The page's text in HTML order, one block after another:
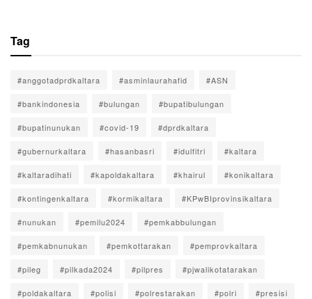
Tag
#anggotadprdkaltara #asminlaurahafid #ASN
#bankindonesia #bulungan #bupatibulungan
#bupatinunukan #covid-19 #dprdkaltara
#gubernurkaltara #hasanbasri #idulfitri #kaltara
#kaltaradihati #kapoldakaltara #khairul #konikaltara
#kontingenkaltara #kormikaltara #KPwBIprovinsikaltara
#nunukan #pemilu2024 #pemkabbulungan
#pemkabnunukan #pemkottarakan #pemprovkaltara
#pileg #pilkada2024 #pilpres #pjwalikotatarakan
#poldakaltara #polisi #polrestarakan #polri #presisi